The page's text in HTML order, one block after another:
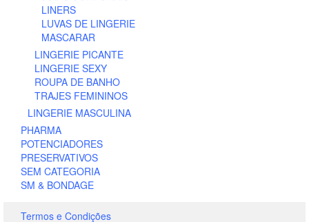
LINERS
LUVAS DE LINGERIE
MASCARAR
LINGERIE PICANTE
LINGERIE SEXY
ROUPA DE BANHO
TRAJES FEMININOS
LINGERIE MASCULINA
PHARMA
POTENCIADORES
PRESERVATIVOS
SEM CATEGORIA
SM & BONDAGE
Termos e Condições